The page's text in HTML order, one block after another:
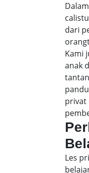
dari
Kami
anak
privat
Les